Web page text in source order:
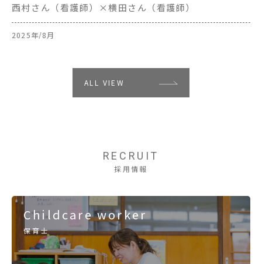
西村さん（看護師）×横田さん（看護師）
2025年/8月
ALL VIEW
RECRUIT
採用情報
Childcare worker
保育士